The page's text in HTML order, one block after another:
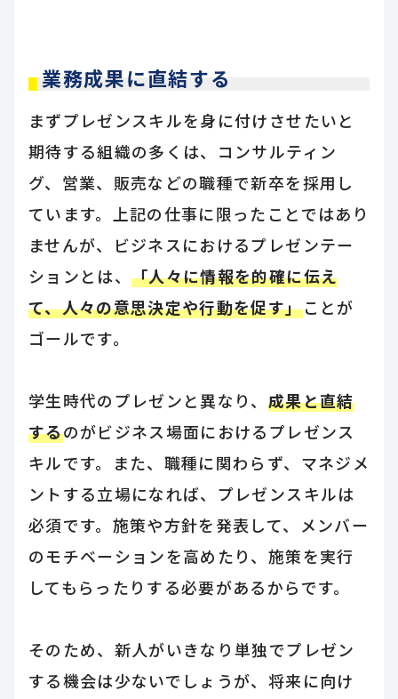
業務成果に直結する
まずプレゼンスキルを身に付けさせたいと
期待する組織の多くは、コンサルティン
グ、営業、販売などの職種で新卒を採用し
ています。上記の仕事に限ったことではあり
ませんが、ビジネスにおけるプレゼンテー
ションとは、「人々に情報を的確に伝え
て、人々の意思決定や行動を促す」ことが
ゴールです。
学生時代のプレゼンと異なり、 成果と直結
するのがビジネス場面におけるプレゼンス
キルです。また、職種に関わらず、マネジメ
ントする立場になれば、プレゼンスキルは
必須です。施策や方針を発表して、メンバー
のモチベーションを高めたり、施策を実行
してもらったりする必要があるからです。
そのため、新人がいきなり単独でプレゼン
する機会は少ないでしょうが、将来に向け